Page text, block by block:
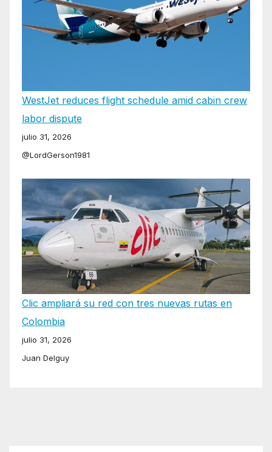
WestJet reduces flight schedule amid cabin crew
labor dispute
julio 31, 2026
@LordGerson1981
Clic ampliará su red con tres nuevas rutas en
Colombia
julio 31, 2026
Juan Delguy